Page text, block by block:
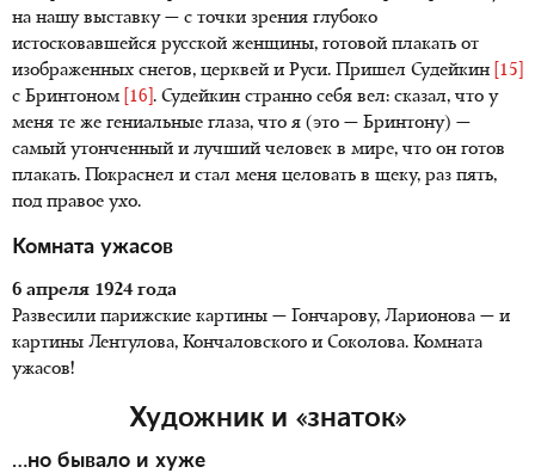
на нашу выставку — с точки зрения глубоко
истосковавшейся русской женщины, готовой плакать от
изображенных снегов, церквей и Руси. Пришел Судейкин [15]
с Бринтоном [16] . Судейкин странно себя вел: сказал, что у
меня те же гениальные глаза, что я (это — Бринтону) —
самый утонченный и лучший человек в мире, что он готов
плакать. Покраснел и стал меня целовать в щеку, раз пять,
под правое ухо.
Комната ужасов
6 апреля 1924 года
Развесили парижские картины — Гончарову, Ларионова — и
картины Лентулова, Кончаловского и Соколова. Комната
ужасов!
Художник и «знаток»
…но бывало и хуже